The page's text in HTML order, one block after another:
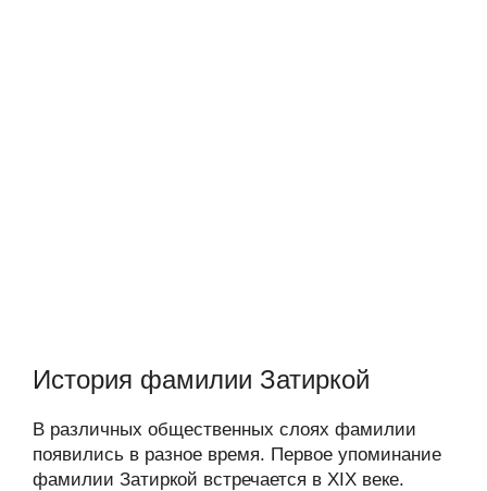
История фамилии Затиркой
В различных общественных слоях фамилии
появились в разное время. Первое упоминание
фамилии Затиркой встречается в XIX веке.